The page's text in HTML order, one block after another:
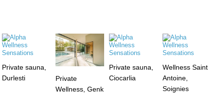
Private sauna,
Durlesti
Private
Wellness, Genk
Private sauna,
Ciocarlia
Wellness Saint
Antoine,
Soignies